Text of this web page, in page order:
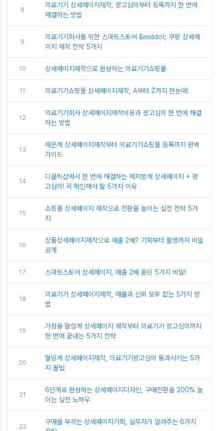
8
의료기기 상세페이지제작, 광고심의부터 등록까지 한 번에
해결하는 방법
9
의료기기회사를 위한 스마트스토어 &middot; 쿠팡 상세페
이지 제작 전략 5가지
10 상세페이지제작으로 완성하는 의료기기쇼핑몰
11 의료기기쇼핑몰 상세페이지제작, A부터 Z까지 한눈에!
12
의료기기회사 상세페이지제작비용과 광고심의 한 번에 해결
하는 방법
13
체온계 상세페이지제작부터 의료기기쇼핑몰 등록까지 완벽
가이드
14
디클릭샵에서 한 번에 해결하는 체지방계 상세페이지 + 광
고심의! 꼭 확인해야 할 5가지 이유
15
쇼핑몰 상세페이지 제작으로 전환율 높이는 실전 전략 5가
지
16
상품상세페이지제작으로 매출 2배? 기획부터 촬영까지 비밀
공개
17 스마트스토어 상세페이지, 매출 2배 올린 5가지 비밀!
18
의료기기 상세페이지제작, 매출과 신뢰 모두 잡는 5가지 방
법
19
가정용 혈압계 상세페이지 제작부터 의료기기 광고심의까지
한 번에 끝내는 5가지 전략
20
혈당계 상세페이지제작, 의료기기광고심의 통과시키는 5가
지 꿀팁
21
6단계로 완성하는 상세페이지디자인, 구매전환율 200% 높
이는 실전 노하우
22
구매를 부르는 상세페이지기획, 실무자가 알려주는 6가지